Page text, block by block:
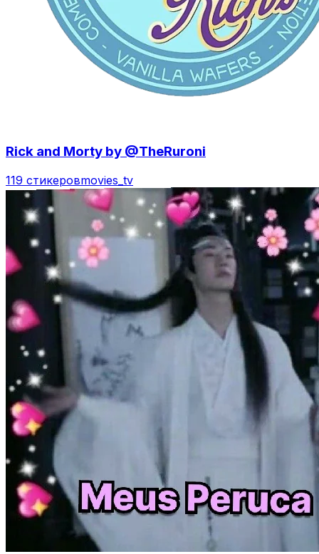
Rick and Morty by @TheRuroni
119 стикеровmovies_tv